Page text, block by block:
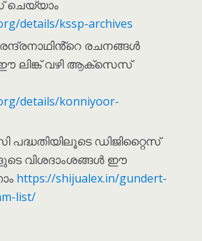
details/kssp-archives
രചനങ്ങൾ
ലിങ്ക് വഴി ആക്സെസ്
details/konniyoor-
പദ്ധതിയിലൂടെ ഡിജിറ്റൈസ്
വിശദാംശങ്ങൾ ഈ
https://shijualex.in/gundert-
list/